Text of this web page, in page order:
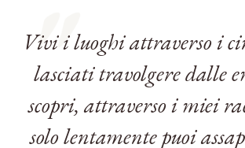
Vivi i luoghi attraverso i
lasciati travolgere dalle
scopri, attraverso i miei
solo lentamente puoi